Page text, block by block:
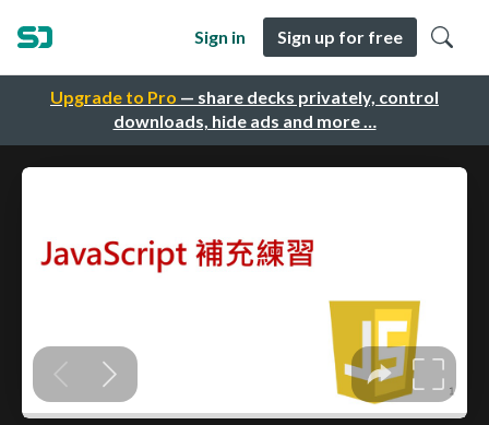
Upgrade to Pro — share decks privately, control
downloads, hide ads and more …
Sign in Sign up for free